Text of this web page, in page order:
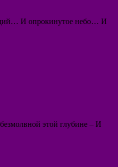
И опрокинутое небо… И
этой глубине – И